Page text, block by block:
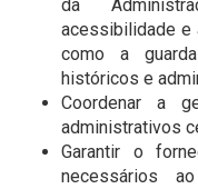
da
acessibilidade e
como a
históricos e
Coordenar a
administrativos
Garantir o
necessários